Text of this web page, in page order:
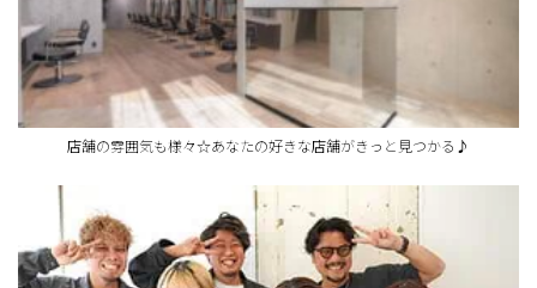
店舗の雰囲気も様々☆あなたの好きな店舗がきっと見つかる♪